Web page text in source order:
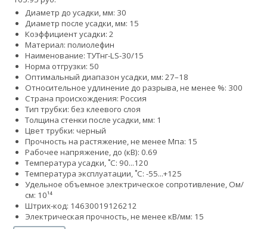
Диаметр до усадки, мм: 30
Диаметр после усадки, мм: 15
Коэффициент усадки: 2
Материал: полиолефин
Наименование: ТУТнг-LS-30/15
Норма отгрузки: 50
Оптимальный диапазон усадки, мм: 27–18
Относительное удлинение до разрыва, не менее %: 300
Страна происхождения: Россия
Тип трубки: без клеевого слоя
Толщина стенки после усадки, мм: 1
Цвет трубки: черный
Прочность на растяжение, не менее Мпа: 15
Рабочее напряжение, до (кВ): 0.69
Температура усадки, ˚С: 90...120
Температура эксплуатации, ˚С: -55...+125
Удельное объемное электрическое сопротивление, Ом/
см: 10¹⁴
Штрих-код: 14630019126212
Электрическая прочность, не менее кВ/мм: 15